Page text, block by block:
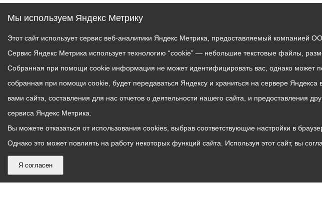
Мы используем Яндекс Метрику
Этот сайт использует сервис веб-аналитики Яндекс Метрика, предоставляемый
Сервис Яндекс Метрика использует технологию “cookie” — небольшие текстовые файлы,
Собранная при помощи cookie информация не может идентифицировать вас, однако может
собранная при помощи cookie, будет передаваться Яндексу и храниться на сервере
вами сайта, составления для нас отчетов о деятельности нашего сайта, и предоставления
сервиса Яндекс Метрика.
Вы можете отказаться от использования cookies, выбрав соответствующие настройки в
Однако это может повлиять на работу некоторых функций сайта. Используя этот сайт, вы
Я согласен